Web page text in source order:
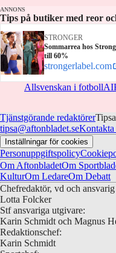
ANNONS
Tips på butiker med reor
STRONGER
Sommarrea hos
till 60%
strongerlabel.com
Allsvenskan i fotboll
Tjänstgörande redaktörer
tipsa@aftonbladet.seKontakta
Inställningar för cookies
Personuppgiftspolicy
Om AftonbladetOm
KulturOm LedareOm Debatt
Chefredaktör, vd och
Lotta Folcker
Stf ansvariga utgivare:
Karin Schmidt och Magnus
Redaktionschef:
Karin Schmidt